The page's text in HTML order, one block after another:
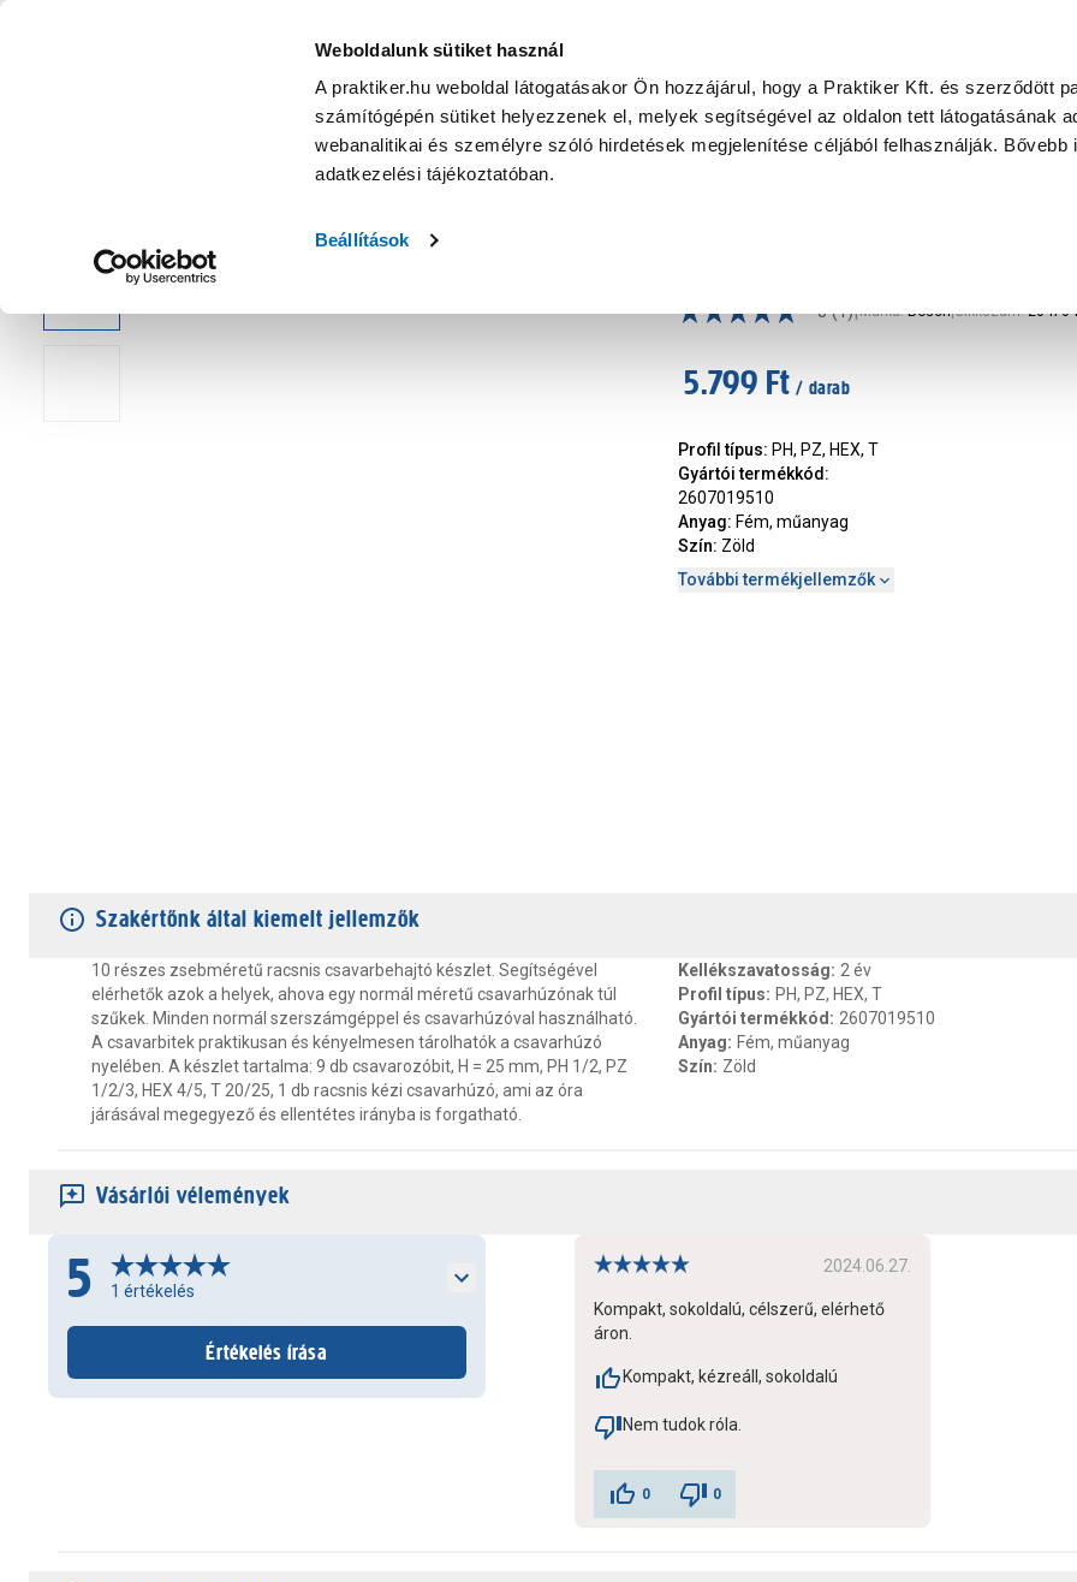
Weboldalunk sütiket használ
A praktiker.hu weboldal látogatásakor Ön hozzájárul, hogy a Praktiker Kft. és szerződött
számítógépén sütiket helyezzenek el, melyek segítségével az oldalon tett látogatásának
webanalitikai és személyre szóló hirdetések megjelenítése céljából felhasználják. Bővebb
adatkezelési tájékoztatóban.
Beállítások
KATEGÓRIÁK
Nyereményjáték Praktiker Professional Szakiajánló Ügyintézés és Információ
5 (1)|Márka: Bosch|Cikkszám: 204704
5.799 Ft / darab
Profil típus: PH, PZ, HEX, T
Gyártói termékkód :
2607019510
Anyag: Fém, műanyag
Szín: Zöld
További termékjellemzők
Szakértőnk által kiemelt jellemzők
10 részes zsebméretű racsnis csavarbehajtó készlet. Segítségével
elérhetők azok a helyek, ahova egy normál méretű csavarhúzónak túl
szűkek. Minden normál szerszámgéppel és csavarhúzóval használható.
A csavarbitek praktikusan és kényelmesen tárolhatók a csavarhúzó
nyelében. A készlet tartalma: 9 db csavarozóbit, H = 25 mm, PH 1/2, PZ
1/2/3, HEX 4/5, T 20/25, 1 db racsnis kézi csavarhúzó, ami az óra
járásával megegyező és ellentétes irányba is forgatható.
Kellékszavatosság: 2 év
Profil típus: PH, PZ, HEX, T
Gyártói termékkód : 2607019510
Anyag: Fém, műanyag
Szín: Zöld
Vásárlói vélemények
5 1 értékelés
Értékelés írása
2024.06.27.
Kompakt, sokoldalú, célszerű, elérhető
áron.
Kompakt, kézreáll, sokoldalú
Nem tudok róla.
0 0
Bosch racsnis csavarbehajtó és bitkészlet 10 részes